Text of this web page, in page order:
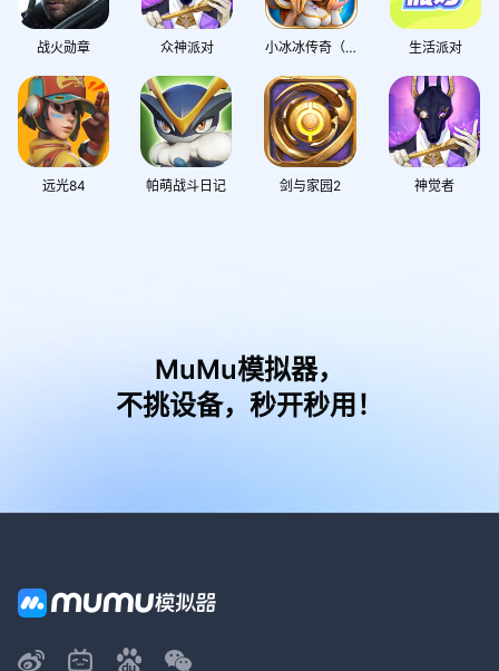
战火勋章 众神派对 小冰冰传奇（官方正版怀旧服） 生活派对
远光84 帕萌战斗日记 剑与家园2 神觉者
MuMu模拟器，
不挑设备，秒开秒用！